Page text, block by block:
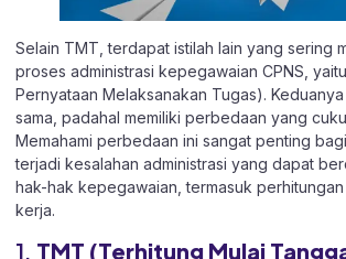
Selain TMT, terdapat istilah lain yang sering
proses administrasi kepegawaian CPNS,
Pernyataan Melaksanakan Tugas).
sama, padahal memiliki perbedaan yang
Memahami perbedaan ini sangat penting
terjadi kesalahan administrasi yang dapat
hak-hak kepegawaian, termasuk perhitungan
kerja.
1. TMT (Terhitung Mulai